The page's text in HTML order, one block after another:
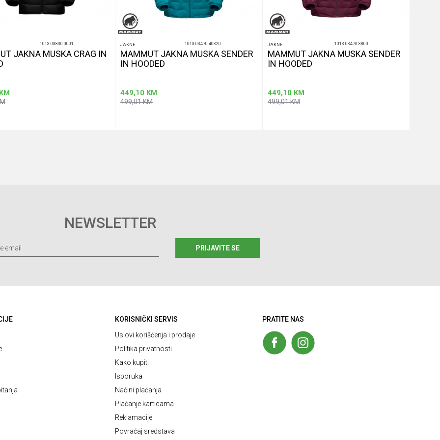
1013-03830 0001
JAKNA MUSKA CRAG IN
KM
JAKNE 1013-03470 40320
MAMMUT JAKNA MUSKA SENDER
IN HOODED
449,10 KM
499,01KM
JAKNE 1013-03470 3800
MAMMUT JAKNA MUSKA SENDER
IN HOODED
449,10 KM
499,01KM
NEWSLETTER
PRIJAVITE SE
KORISNIČKI SERVIS
Uslovi korišćenja i prodaje
Politika privatnosti
Kako kupiti
Isporuka
Načini plaćanja
Plaćanje karticama
Reklamacije
Povraćaj sredstava
PRATITE NAS